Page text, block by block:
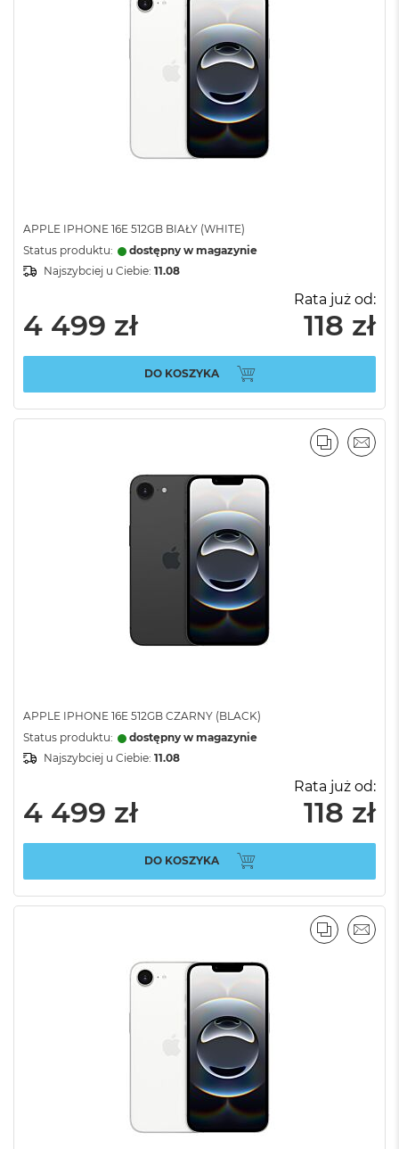
APPLE IPHONE 16E 512GB BIAŁY (WHITE)
Status produktu:
dostępny w magazynie
Najszybciej u Ciebie: 11.08
4 499 zł
Rata już od:
118 zł
DO KOSZYKA
APPLE IPHONE 16E 512GB CZARNY (BLACK)
Status produktu:
dostępny w magazynie
Najszybciej u Ciebie: 11.08
4 499 zł
Rata już od:
118 zł
DO KOSZYKA